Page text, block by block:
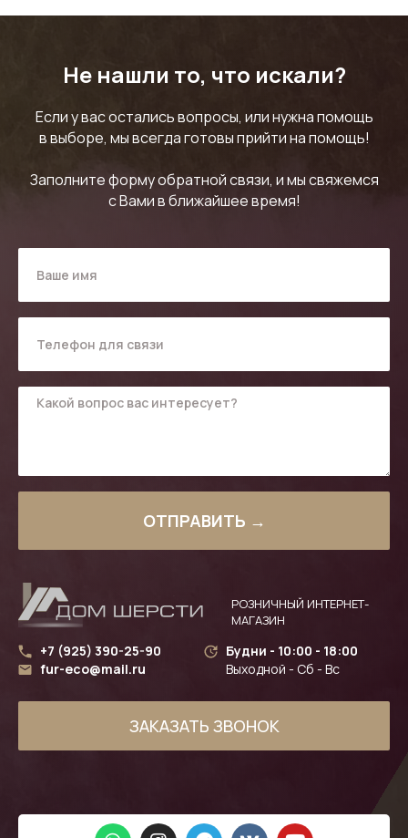
Не нашли то, что искали?
Если у вас остались вопросы, или нужна помощь
в выборе, мы всегда готовы прийти на помощь!
Заполните форму обратной связи, и мы свяжемся
с Вами в ближайшее время!
ОТПРАВИТЬ →
РОЗНИЧНЫЙ ИНТЕРНЕТ-
МАГАЗИН
+7 (925) 390-25-90
fur-eco@mail.ru
Будни - 10:00 - 18:00
Выходной - Сб - Вс
ЗАКАЗАТЬ ЗВОНОК